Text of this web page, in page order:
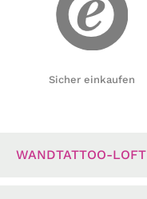
Sicher einkaufen
WANDTATTOO-LOFT